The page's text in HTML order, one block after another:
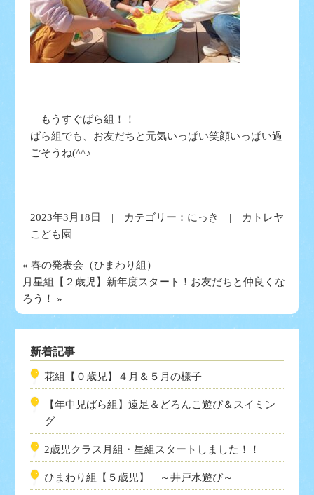
もうすぐばら組！！
ばら組でも、お友だちと元気いっぱい笑顔いっぱい過
ごそうね(^^♪
2023年3月18日 | カテゴリー： にっき
| カトレヤ
こども園
«春の発表会（ひまわり組）
月星組【２歳児】新年度スタート！お友だちと仲良くな
ろう！
»
新着記事
花組【０歳児】４月＆５月の様子
【年中児ばら組】遠足＆どろんこ遊び＆スイミン
グ
2歳児クラス月組・星組スタートしました！！
ひまわり組【５歳児】 ～井戸水遊び～